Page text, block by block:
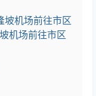
坡机场前往市区
机场前往市区